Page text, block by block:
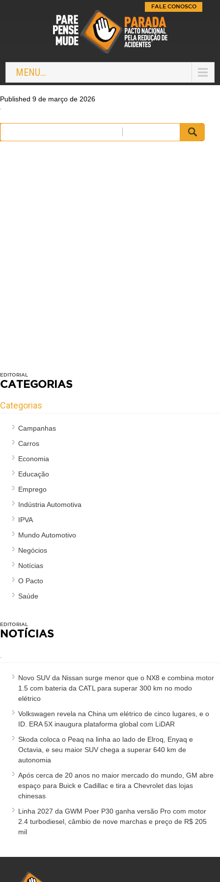
MENU...
FALE CONOSCO
Published 9 de março de 2026
Pesquisar
por:
EDITORIAL
CATEGORIAS
Categorias
Campanhas
Carros
Economia
Educação
Emprego
Indústria Automotiva
IPVA
Mundo Automotivo
Negócios
Notícias
O Pacto
Saúde
EDITORIAL
NOTÍCIAS
.
Novo SUV da Nissan surge menor que o NX8 e combina motor
1.5 com bateria da CATL para superar 300 km no modo
elétrico
Volkswagen revela na China um elétrico de cinco lugares, e o
ID. ERA 5X inaugura plataforma global com LiDAR
Skoda coloca o Peaq na linha ao lado de Elroq, Enyaq e
Octavia, e seu maior SUV chega a superar 640 km de
autonomia
Após cerca de 20 anos no maior mercado do mundo, GM abre
espaço para Buick e Cadillac e tira a Chevrolet das lojas
chinesas
Linha 2027 da GWM Poer P30 ganha versão Pro com motor
2.4 turbodiesel, câmbio de nove marchas e preço de R$ 205
mil